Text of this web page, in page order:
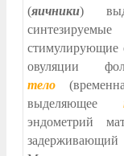
(яичники)
стимулирующие
овуляции
тело
выделяющее
эндометрий